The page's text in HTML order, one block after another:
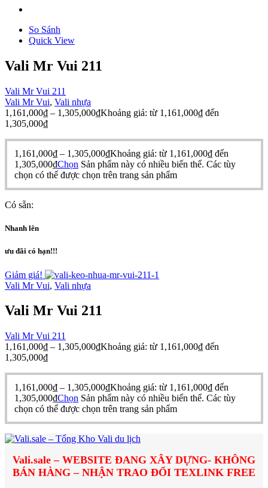
So Sánh
Quick View
Vali Mr Vui 211
Vali Mr Vui 211
Vali Mr Vui, Vali nhựa
1,161,000₫ – 1,305,000₫Khoảng giá: từ 1,161,000₫ đến
1,305,000₫
1,161,000₫ – 1,305,000₫Khoảng giá: từ 1,161,000₫ đến
1,305,000₫Chọn Sản phẩm này có nhiều biến thể. Các tùy
chọn có thể được chọn trên trang sản phẩm
Có sẵn:
Nhanh lên
ưu đãi có hạn!!!
Giảm giá!
Vali Mr Vui, Vali nhựa
Vali Mr Vui 211
Vali Mr Vui 211
1,161,000₫ – 1,305,000₫Khoảng giá: từ 1,161,000₫ đến
1,305,000₫
1,161,000₫ – 1,305,000₫Khoảng giá: từ 1,161,000₫ đến
1,305,000₫Chọn Sản phẩm này có nhiều biến thể. Các tùy
chọn có thể được chọn trên trang sản phẩm
Vali.sale – WEBSITE ĐANG XÂY DỰNG- KHÔNG
BÁN HÀNG – NHẬN TRAO ĐỔI TEXLINK FREE